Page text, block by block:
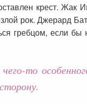
крест. Жак
рок. Джерард
гребцом, если бы
то